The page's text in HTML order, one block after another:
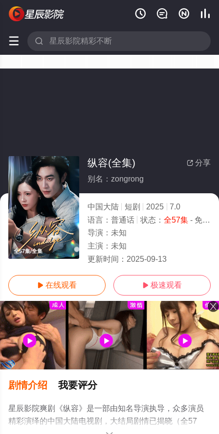
   
 
全57集/全集
 分享
纵容(全集)
别名：zongrong
中国大陆 短剧 2025
7.0
语言： 普通话 状态： 全57集- 免费在线观看
导演： 未知
主演： 未知
更新时间： 2025-09-13
 在线观看  极速观看
剧情介绍 我要评分
星辰影院爽剧《纵容》是一部由知名导演执导，众多演员
精彩演绎的中国大陆电视剧，大结局剧情已揭晓（全57